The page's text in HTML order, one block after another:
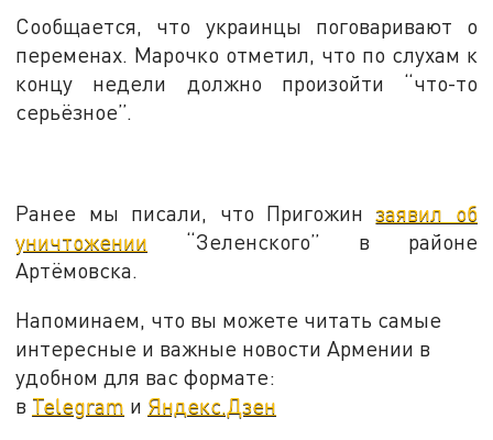
Сообщается, что украинцы поговаривают о
переменах. Марочко отметил, что по слухам к
концу недели должно произойти “что-то
серьёзное”.
Ранее мы писали, что Пригожин заявил об
уничтожении “Зеленского” в районе
Артёмовска.
Напоминаем, что вы можете читать самые
интересные и важные новости Армении в
удобном для вас формате:
в Telegram и Яндекс.Дзен